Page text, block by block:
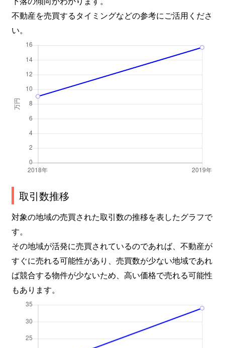
不動産を売買するタイミングなどの参考にご活用くださ
い。
取引数推移
対象の地域の売買された取引数の推移を表したグラフで
す。
その地域が活発に売買されているのであれば、不動産が
すぐに売れる可能性があり、売買数が少ない地域であれ
ば競合する物件が少ないため、高い価格で売れる可能性
もあります。